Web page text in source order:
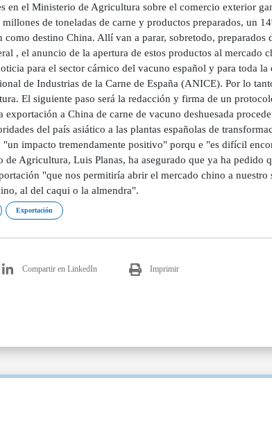
en el Ministerio de Agricultura sobre el comercio exterior
de toneladas de carne y productos preparados, un
como destino China. Allí van a parar, sobretodo, preparados
, el anuncio de la apertura de estos productos al mercado
para el sector cárnico del vacuno español y para toda
de Industrias de la Carne de España (ANICE). Por lo
El siguiente paso será la redacción y firma de un
exportación a China de carne de vacuno deshuesada
del país asiático a las plantas españolas de
"un impacto tremendamente positivo" porqu e "es difícil
de Agricultura, Luis Planas, ha asegurado que ya ha pedido
"que nos permitiría abrir el mercado chino a
al del caqui o la almendra".
Exportación
Compartir en LinkedIn Imprimir